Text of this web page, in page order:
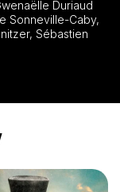
Duriaud